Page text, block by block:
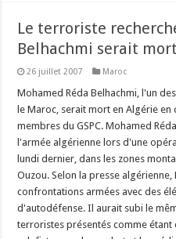
Le terroriste
Belhachmi serait
26 juillet 2007 Maroc
Mohamed Réda Belhachmi, l'un
le Maroc, serait mort en Algérie
membres du GSPC. Mohamed
l'armée algérienne lors d'une
lundi dernier, dans les zones
Ouzou. Selon la presse
confrontations armées avec des
d'autodéfense. Il aurait subi le
terroristes présentés comme étant